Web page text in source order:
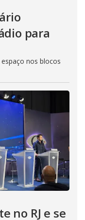
para
nos blocos
no RJ e se